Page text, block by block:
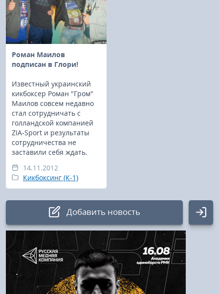
Роман Маилов
подписан в Глори!
Известный украинский
кикбоксер Роман "Гром"
Маилов совсем недавно
стал сотрудничать с
голландской компанией
ZIA-Sport и результаты
сотрудничества не
заставили себя ждать.
14.11.2012
Кикбоксинг (К-1)
Добавить новость
Авторизация
Логин: